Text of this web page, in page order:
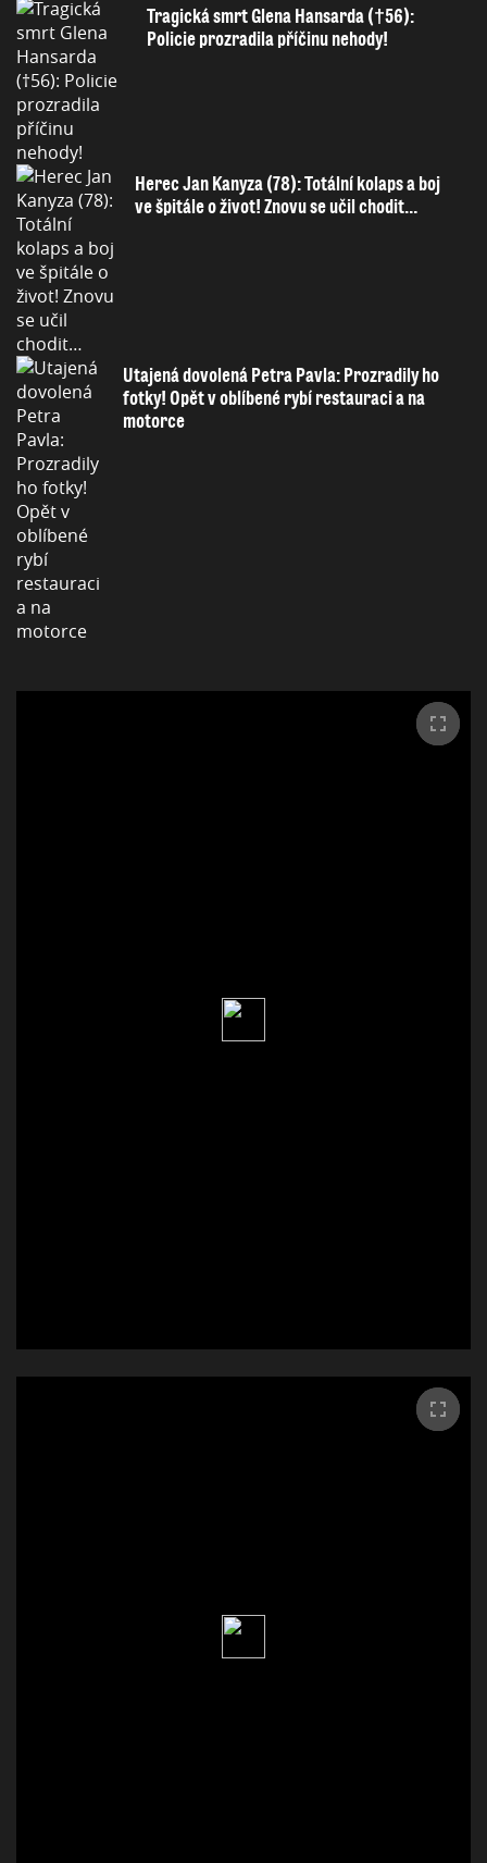
Tragická smrt Glena Hansarda (†56):
Policie prozradila příčinu nehody!
Herec Jan Kanyza (78): Totální kolaps a boj
ve špitále o život! Znovu se učil chodit…
Utajená dovolená Petra Pavla: Prozradily ho
fotky! Opět v oblíbené rybí restauraci a na
motorce